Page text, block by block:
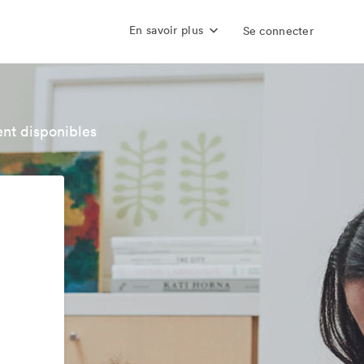
En savoir plus Se connecter
disponibles